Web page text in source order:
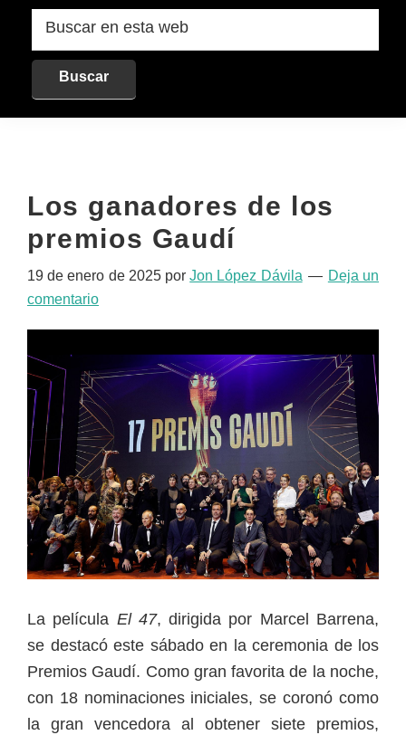
Buscar
web
Los ganadores de los
premios Gaudí
19 de enero de 2025porJon López Dávila
Deja un
comentario
La película El 47, dirigida por Marcel Barrena,
se destacó este sábado en la ceremonia de los
Premios Gaudí. Como gran favorita de la noche,
con 18 nominaciones iniciales, se coronó como
la gran vencedora al obtener siete premios,